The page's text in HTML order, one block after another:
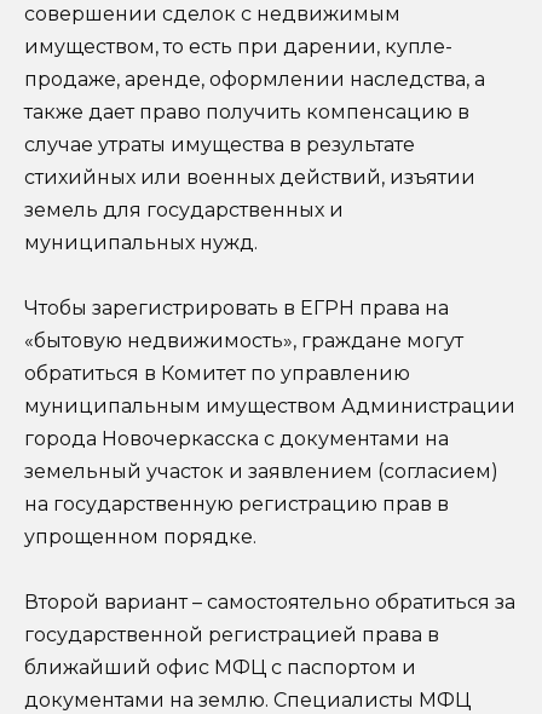
совершении сделок с недвижимым
имуществом, то есть при дарении, купле-
продаже, аренде, оформлении наследства, а
также дает право получить компенсацию в
случае утраты имущества в результате
стихийных или военных действий, изъятии
земель для государственных и
муниципальных нужд.
Чтобы зарегистрировать в ЕГРН права на
«бытовую недвижимость», граждане могут
обратиться в Комитет по управлению
муниципальным имуществом Администрации
города Новочеркасска с документами на
земельный участок и заявлением (согласием)
на государственную регистрацию прав в
упрощенном порядке.
Второй вариант – самостоятельно обратиться за
государственной регистрацией права в
ближайший офис МФЦ с паспортом и
документами на землю. Специалисты МФЦ